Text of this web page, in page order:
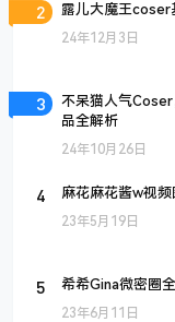
2 露儿大魔王coser
24年12月3日
3
不呆猫人气Coser
品全解析
24年10月26日
4 麻花麻花酱w视频
23年5月19日
5 希希Gina微密圈
23年6月11日